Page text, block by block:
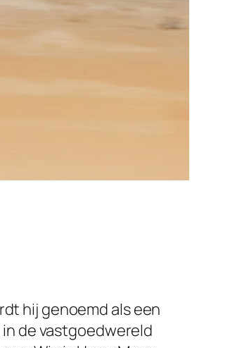
hij genoemd als een
de vastgoedwereld